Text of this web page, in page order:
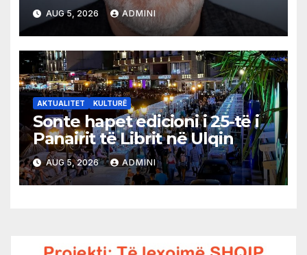
AUG 5, 2026 ADMINI
AKTUALITET KULTURË
Sonte hapet edicioni i 25-të i
Panairit të Librit në Ulqin
AUG 5, 2026 ADMINI